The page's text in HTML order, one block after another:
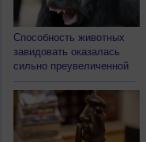
Способность животных
завидовать оказалась
сильно преувеличенной